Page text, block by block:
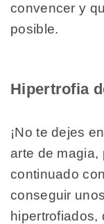
convencer y
posible.
Hipertrofia
¡No te dejes
arte de magia,
continuado
conseguir
hipertrofiados,